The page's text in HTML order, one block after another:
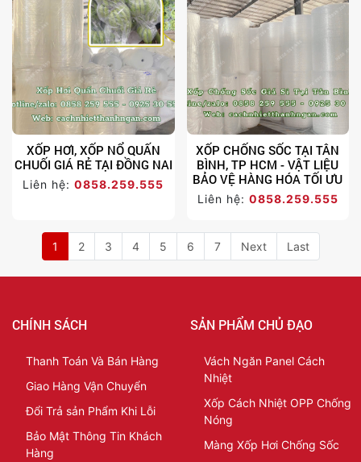
XỐP HƠI, XỐP NỔ QUẤN
CHUỐI GIÁ RẺ TẠI ĐỒNG NAI
Liên hệ:0858.259.555
XỐP CHỐNG SỐC TẠI TÂN
BÌNH, TP HCM - VẬT LIỆU
BẢO VỆ HÀNG HÓA TỐI ƯU
Liên hệ: 0858.259.555
1 2 3 4 5 6 7 Next Last
CHÍNH SÁCH
Thanh Toán Và Bán Hàng
Giao Hàng Vận Chuyển
Đổi Trả sản Phẩm Khi Lỗi
Bảo Mật Thông Tin Khách
Hàng
SẢN PHẨM CHỦ ĐẠO
Vách Ngăn Panel Cách
Nhiệt
Xốp Cách Nhiệt OPP Chống
Nóng
Màng Xốp Hơi Chống Sốc